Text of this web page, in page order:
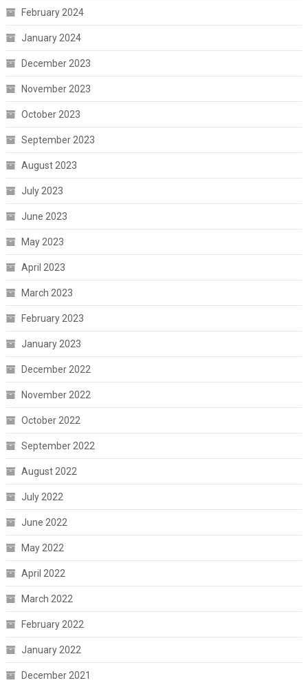
February 2024
January 2024
December 2023
November 2023
October 2023
September 2023
August 2023
July 2023
June 2023
May 2023
April 2023
March 2023
February 2023
January 2023
December 2022
November 2022
October 2022
September 2022
August 2022
July 2022
June 2022
May 2022
April 2022
March 2022
February 2022
January 2022
December 2021